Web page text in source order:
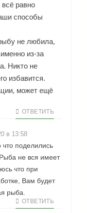
всё равно
способы
не любила,
из-за
Никто не
избавится.
может ещё
ОТВЕТИТЬ
в 13:58
что поделились
не вся имеет
что при
Вам будет
рыба.
ОТВЕТИТЬ